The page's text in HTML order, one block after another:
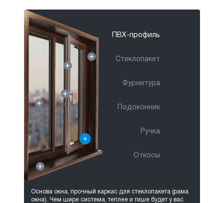
ПВХ-профиль
Стеклопакет
Фурнитура
Подоконник
Ручка
Откосы
Основа окна, прочный каркас для стеклопакета (рама
окна).
Чем шире система, теплее и тише будет у вас